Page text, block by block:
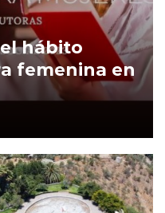
hábito
femenina en